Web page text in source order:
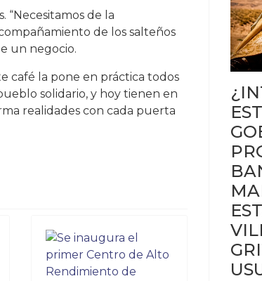
“Necesitamos de la
de los salteños
un negocio.
café la pone en práctica todos
solidario, y hoy tienen en
realidades con cada puerta
A DOS SALARIOS MINIMOS, PODES ACCEDER
A LOS CIELOS: EXITOSO RESCATE Y